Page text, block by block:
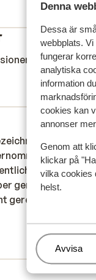
Denna
Dessa är
webbplats.
fungerar
analytiska
information
cookies kan
annonser
Genom att
klickar på
vilka cookies
helst.
Hantera
Avvisa
som
11 apr.
aber das ist
dass die
Orte in der
gemacht und
gereinigt. Die Lage
hat uns nicht
schließen und wir
aber das ist
dass die
Orte in der
gemacht und
gereinigt. Die Lage